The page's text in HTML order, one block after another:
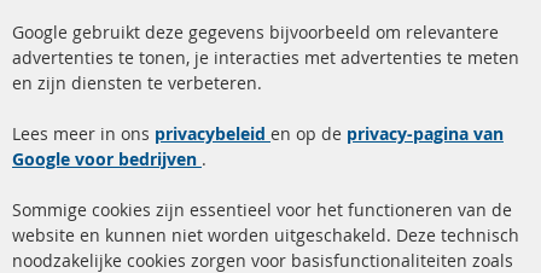
facebook
instagram
Snelle links
Roetfilter reiniging
Katalysator (KAT)
sensoren
Kundenservice
Verzendingskosten
Contact
Google gebruikt deze gegevens bijvoorbeeld om relevantere
advertenties te tonen, je interacties met advertenties te meten
en zijn diensten te verbeteren.
Lees meer in ons privacybeleid en op de privacy-pagina van
Google voor bedrijven .
Sommige cookies zijn essentieel voor het functioneren van de
website en kunnen niet worden uitgeschakeld. Deze technisch
noodzakelijke cookies zorgen voor basisfunctionaliteiten zoals